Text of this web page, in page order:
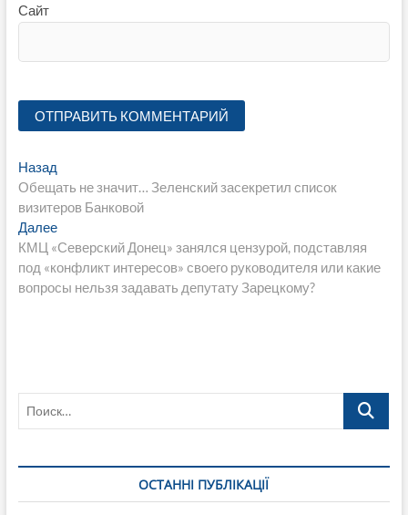
Сайт
Навигация
по
записям
НазадПредыдущая
запись:
Обещать не значит… Зеленский засекретил список
визитеров Банковой
ДалееСледующая
запись:
КМЦ «Северский Донец» занялся цензурой, подставляя
под «конфликт интересов» своего руководителя или какие
вопросы нельзя задавать депутату Зарецкому?
Поиск…
ОСТАННІ ПУБЛІКАЦІЇ